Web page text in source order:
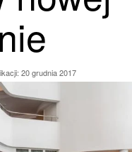
20 grudnia 2017